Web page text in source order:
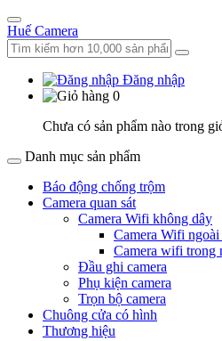
Huế Camera
Đăng nhập
0
Chưa có sản phẩm nào trong
Danh mục sản phẩm
Báo động chống trộm
Camera quan sát
Camera Wifi không dây
Camera Wifi ngoài
Camera wifi trong
Đầu ghi camera
Phụ kiện camera
Trọn bộ camera
Chuông cửa có hình
Thương hiệu